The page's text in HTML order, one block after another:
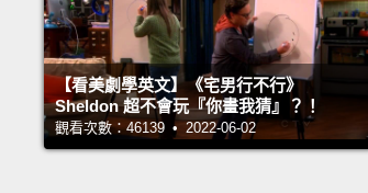
【看美劇學英文】《宅男行不行》
Sheldon 超不會玩『你畫我猜』？！
觀看次數：46139 • 2022-06-02